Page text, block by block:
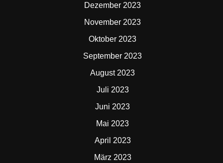
Dezember 2023
November 2023
Oktober 2023
September 2023
August 2023
Juli 2023
Juni 2023
Mai 2023
April 2023
März 2023